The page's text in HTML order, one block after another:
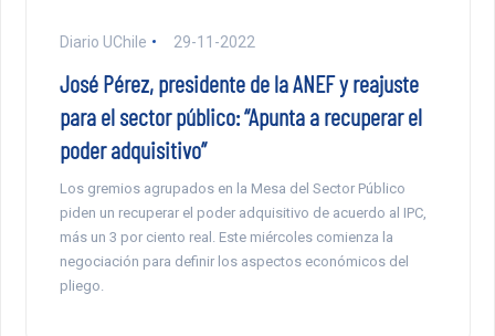
Diario UChile 29-11-2022
José Pérez, presidente de la ANEF y reajuste
para el sector público: “Apunta a recuperar el
poder adquisitivo”
Los gremios agrupados en la Mesa del Sector Público
piden un recuperar el poder adquisitivo de acuerdo al IPC,
más un 3 por ciento real. Este miércoles comienza la
negociación para definir los aspectos económicos del
pliego.